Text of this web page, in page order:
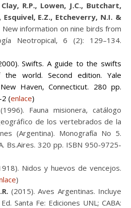
R.P., Lowen, J.C., Butchart,
Esquivel, E.Z., Etcheverry, N.I. &
New information on nine birds from
Neotropical, 6 (2): 129–134.
Swifts. A guide to the swifts
world. Second edition. Yale
Haven, Connecticut. 280 pp.
(enlace)
(1996). Fauna misionera, catálogo
de los vertebrados de la
(Argentina). Monografía No 5.
Bs.Aires. 320 pp. ISBN 950-9725-
Nidos y huevos de vencejos.
)
(2015). Aves Argentinas. Incluye
Santa Fe: Ediciones UNL; CABA: